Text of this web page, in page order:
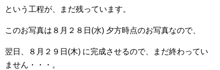
という工程が、まだ残っています。
このお写真は８月２８日(水) 夕方時点のお写真なので、
翌日、８月２９日(木) に完成させるので、まだ終わってい
ません・・・。